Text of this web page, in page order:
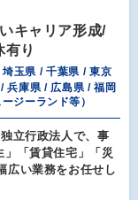
キャリア形成/
り
玉県 / 千葉県 / 東京
兵庫県 / 広島県 / 福岡
ジーランド等）
立行政法人で、事
「賃貸住宅」「災
広い業務をお任せし